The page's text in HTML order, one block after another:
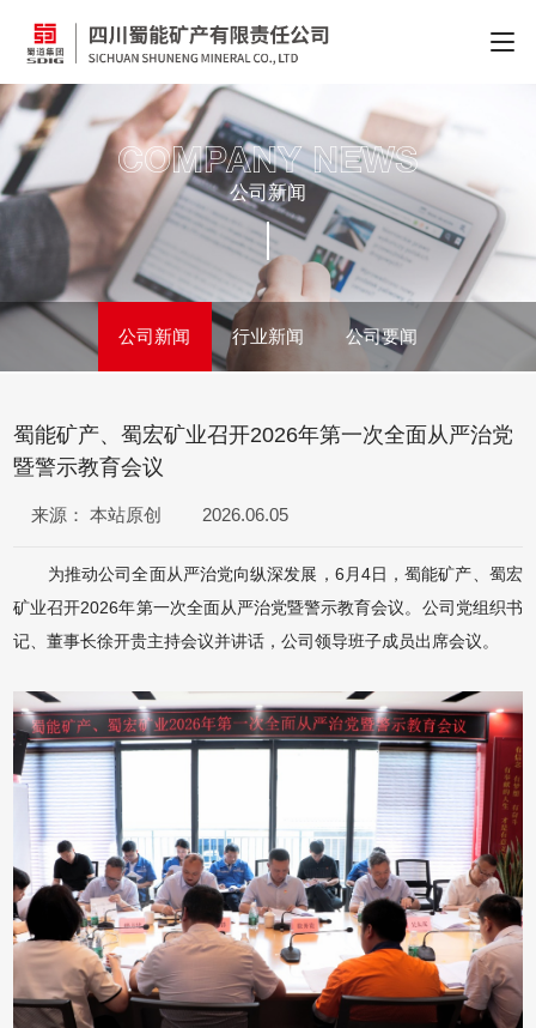
COMPANY NEWS
公司新闻
公司新闻 行业新闻 公司要闻
蜀能矿产、蜀宏矿业召开2026年第一次全面从严治党
暨警示教育会议
来源： 本站原创 2026.06.05
为推动公司全面从严治党向纵深发展，6月4日，蜀能矿产、蜀宏
矿业召开2026年第一次全面从严治党暨警示教育会议。公司党组织书
记、董事长徐开贵主持会议并讲话，公司领导班子成员出席会议。